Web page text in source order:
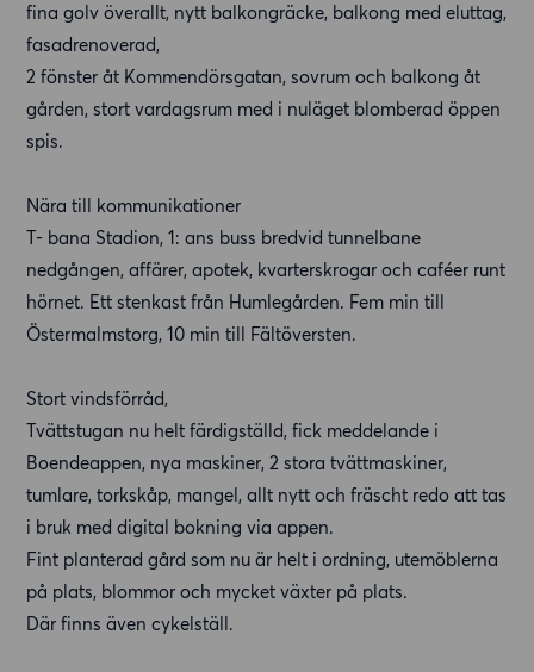
fina golv överallt, nytt balkongräcke, balkong med eluttag,
fasadrenoverad,
2 fönster åt Kommendörsgatan, sovrum och balkong åt
gården, stort vardagsrum med i nuläget blomberad öppen
spis.
Nära till kommunikationer
T- bana Stadion, 1: ans buss bredvid tunnelbane
nedgången, affärer, apotek, kvarterskrogar och caféer runt
hörnet. Ett stenkast från Humlegården. Fem min till
Östermalmstorg, 10 min till Fältöversten.
Stort vindsförråd,
Tvättstugan nu helt färdigställd, fick meddelande i
Boendeappen, nya maskiner, 2 stora tvättmaskiner,
tumlare, torkskåp, mangel, allt nytt och fräscht redo att tas
i bruk med digital bokning via appen.
Fint planterad gård som nu är helt i ordning, utemöblerna
på plats, blommor och mycket växter på plats.
Där finns även cykelställ.